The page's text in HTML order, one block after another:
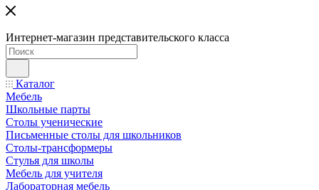
Интернет-магазин представительского класса
Каталог
Мебель
Школьные парты
Столы ученические
Письменные столы для школьников
Столы-трансформеры
Стулья для школы
Мебель для учителя
Лабораторная мебель